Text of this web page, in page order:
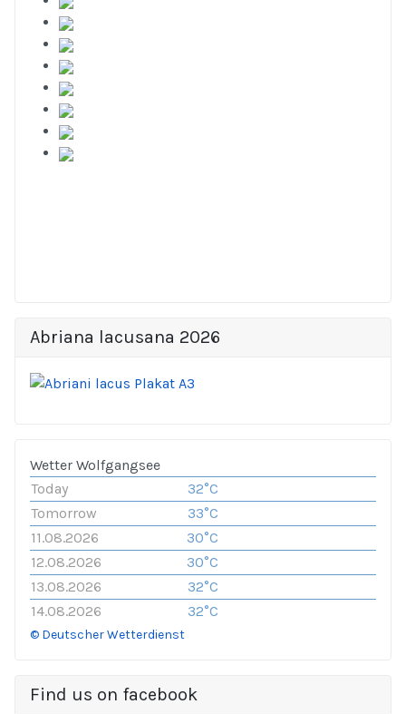
Abriana lacusana 2026
Wetter Wolfgangsee
Today
32°C
Tomorrow
33°C
11.08.2026
30°C
12.08.2026
30°C
13.08.2026
32°C
14.08.2026
32°C
© Deutscher Wetterdienst
Find us on facebook